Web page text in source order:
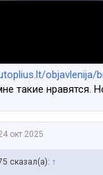
objavlenija/
такие нравятся.
окт 2025
сказал(а): ↑